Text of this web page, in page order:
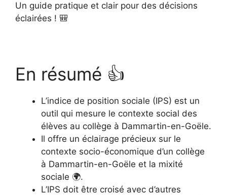
Un guide pratique et clair pour des décisions
éclairées ! 🎒
En résumé 👍
L’indice de position sociale (IPS) est un
outil qui mesure le contexte social des
élèves au collège à Dammartin-en-Goële.
Il offre un éclairage précieux sur le
contexte socio-économique d’un collège
à Dammartin-en-Goële et la mixité
sociale 🌍.
L’IPS doit être croisé avec d’autres